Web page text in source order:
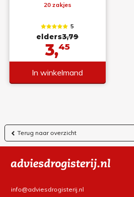
20 zakjes
5
elders3,79
3,45
In winkelmand
Terug naar overzicht
info@adviesdrogisterij.nl